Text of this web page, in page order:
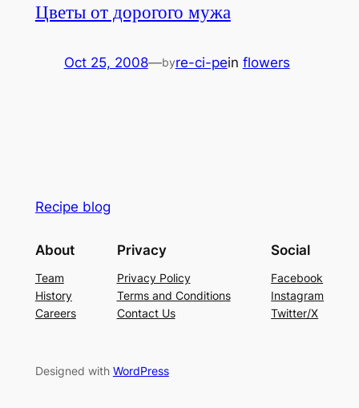
Цветы от дорогого мужа
Oct 25, 2008—byre-ci-pein flowers
Recipe blog
About
Team
History
Careers
Privacy
Privacy Policy
Terms and Conditions
Contact Us
Social
Facebook
Instagram
Twitter/X
Designed with WordPress